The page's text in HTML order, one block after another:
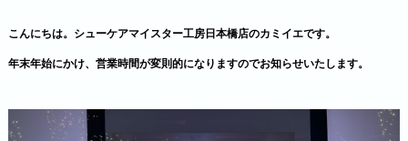
こんにちは。シューケアマイスター工房日本橋店のカミイエです。
年末年始にかけ、営業時間が変則的になりますのでお知らせいたします。